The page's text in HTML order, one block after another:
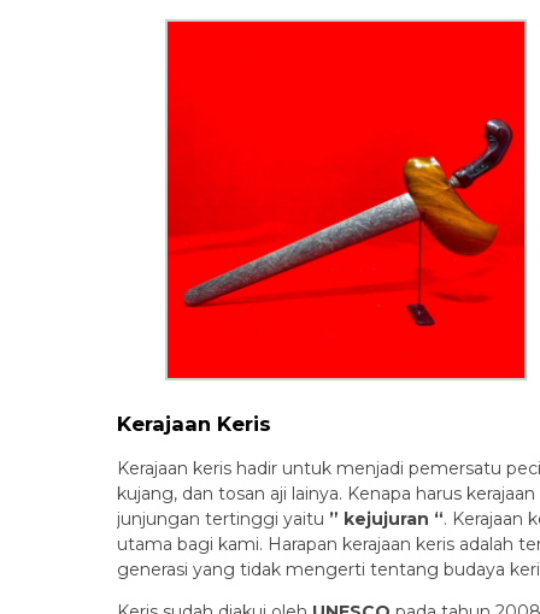
Kerajaan Keris
Kerajaan keris hadir untuk menjadi pemersatu
kujang, dan tosan aji lainya. Kenapa harus
junjungan tertinggi yaitu ” kejujuran “. Kerajaan
utama bagi kami. Harapan kerajaan keris adalah
generasi yang tidak mengerti tentang budaya